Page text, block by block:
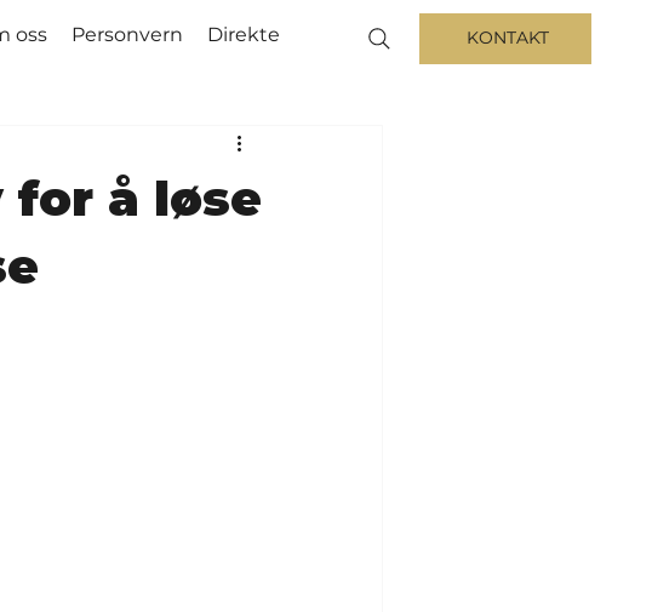
oss Personvern Direkte KONTAKT
for å løse